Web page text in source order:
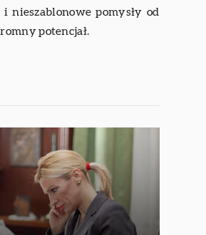
nieszablonowe pomysły od
potencjał.